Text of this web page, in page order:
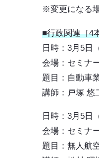
※変更になる
■行政関連［4
日時：3月5日
会場：セミナ
題目： 自動車
講師：戸塚 悠
日時：3月5日
会場：セミナ
題目：無人航